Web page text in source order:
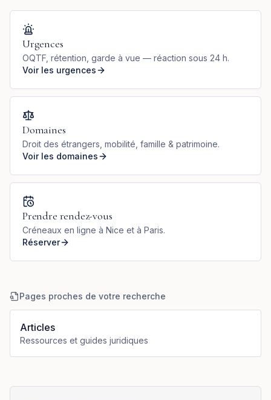
Urgences
OQTF, rétention, garde à vue — réaction sous 24 h.
Voir les urgences
Domaines
Droit des étrangers, mobilité, famille & patrimoine.
Voir les domaines
Prendre rendez-vous
Créneaux en ligne à Nice et à Paris.
Réserver
Pages proches de votre recherche
Articles
Ressources et guides juridiques